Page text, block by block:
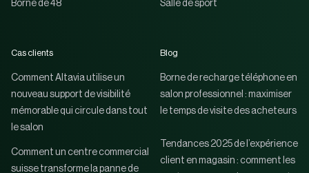
Borne de 48 Salle de sport
Cas clients
Comment Altavia utilise un
nouveau support de visibilité
mémorable qui circule dans tout
le salon
Comment un centre commercial
suisse transforme la panne de
Blog
Borne de recharge téléphone en
salon professionnel : maximiser
le temps de visite des acheteurs
Tendances 2025 de l’expérience
client en magasin : comment les